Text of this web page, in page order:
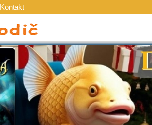
Kontakt